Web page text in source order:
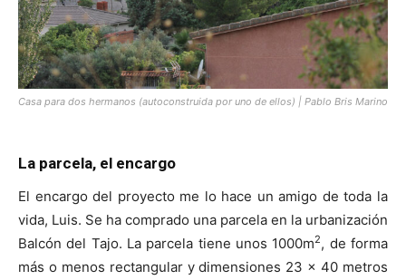
Casa para dos hermanos (autoconstruida por uno de ellos) | Pablo Bris Marino
La parcela, el encargo
El encargo del proyecto me lo hace un amigo de toda la
vida, Luis. Se ha comprado una parcela en la urbanización
Balcón del Tajo. La parcela tiene unos 1000m2, de forma
más o menos rectangular y dimensiones 23 x 40 metros